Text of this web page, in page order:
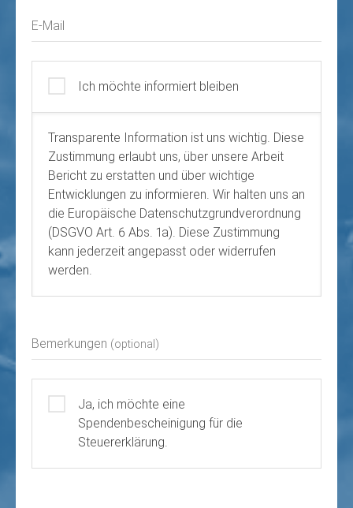
E-Mail
Ich möchte informiert bleiben
Transparente Information ist uns wichtig. Diese
Zustimmung erlaubt uns, über unsere Arbeit
Bericht zu erstatten und über wichtige
Entwicklungen zu informieren. Wir halten uns an
die Europäische Datenschutzgrundverordnung
(DSGVO Art. 6 Abs. 1a). Diese Zustimmung
kann jederzeit angepasst oder widerrufen
werden.
Bemerkungen (optional)
Ja, ich möchte eine
Spendenbescheinigung für die
Steuererklärung.